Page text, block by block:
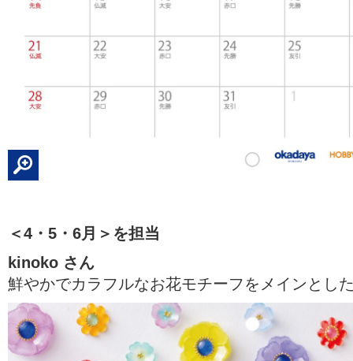
＜4・5・6月＞を担当
kinoko さん
鮮やかでカラフルなお花モチーフをメインとし